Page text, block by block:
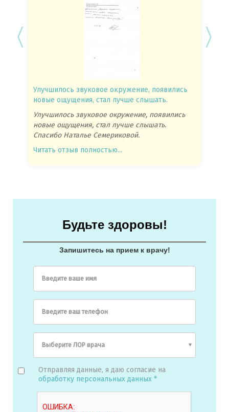
Улучшилось звуковое окружение, появились
новые ощущения, стал лучше слышать.
Улучшилось звуковое окружение, появились
новые ощущения, стал лучше слышать.
Спасибо Наталье Семериковой.
Читать отзыв полностью...
Будьте здоровы!
Запишитесь на прием к врачу!
Введите ваше имя
Введите ваш телефон
Отправляя данные, я даю согласие на
обработку персональных данных *